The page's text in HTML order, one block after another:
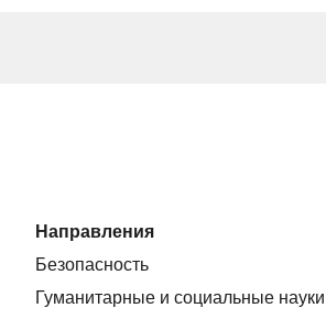
Направления
Безопасность
Гуманитарные и социальные науки